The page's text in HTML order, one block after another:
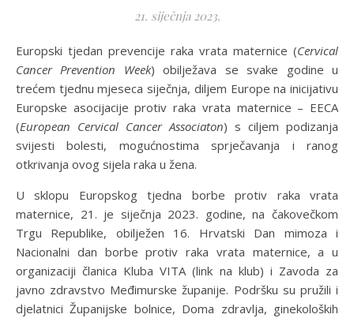
21. siječnja 2023.
Europski tjedan prevencije raka vrata maternice (Cervical
Cancer Prevention Week) obilježava se svake godine u
trećem tjednu mjeseca siječnja, diljem Europe na inicijativu
Europske asocijacije protiv raka vrata maternice – EECA
(European Cervical Cancer Associaton) s ciljem podizanja
svijesti bolesti, mogućnostima sprječavanja i ranog
otkrivanja ovog sijela raka u žena.
U sklopu Europskog tjedna borbe protiv raka vrata
maternice, 21. je siječnja 2023. godine, na čakovečkom
Trgu Republike, obilježen 16. Hrvatski Dan mimoza i
Nacionalni dan borbe protiv raka vrata maternice, a u
organizaciji članica Kluba VITA (link na klub) i Zavoda za
javno zdravstvo Međimurske županije. Podršku su pružili i
djelatnici Županijske bolnice, Doma zdravlja, ginekoloških